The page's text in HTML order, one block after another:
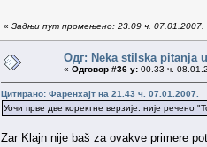
« Задњи пут промењено: 23.09 ч. 07.01.2007.
Одг: Neka stilska pitanja
« Одговор #36 у: 00.33 ч.
Цитирано: Фаренхајт на 21.43 ч. 07.01.2007.
Уочи прве две коректне верзије: није речено
Zar Klajn nije baš za ovakve primere